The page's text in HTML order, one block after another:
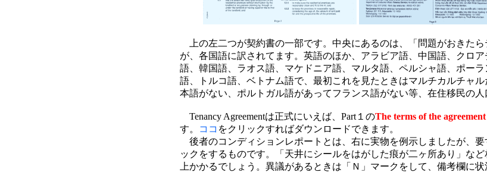
上の左二つが契約書の一部です。中央にあるのは、「問題がおきた
が、各国語に訳されてます。英語のほか、アラビア語、中国語、クロ
語、韓国語、ラオス語、マケドニア語、マルタ語、ペルシャ語、ポー
語、トルコ語、ベトナム語で、最初これを見たときはマルチカルチャ
本語がない、ポルトガル語があってフランス語がない等、在住移民の人
Tenancy Agreementは正式にいえば、Part１のThe terms of the agreement
す。
ココ をクリックすればダウンロードできます。
後者のコンディションレポートとは、右に実物を例示しましたが、
ックをするものです。「天井にシールをはがした痕が二ヶ所あり」な
上かかるでしょう。異議があるときは「Ｎ」マークをして、備考欄に